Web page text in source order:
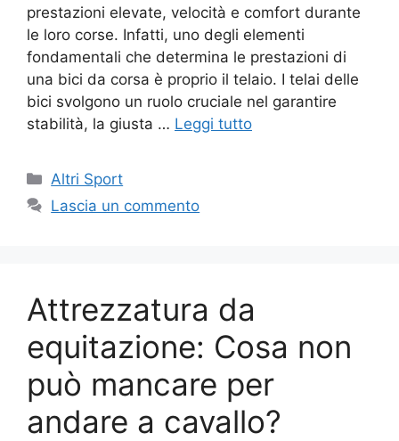
prestazioni elevate, velocità e comfort durante
le loro corse. Infatti, uno degli elementi
fondamentali che determina le prestazioni di
una bici da corsa è proprio il telaio. I telai delle
bici svolgono un ruolo cruciale nel garantire
stabilità, la giusta … Leggi tutto
Altri Sport
Lascia un commento
Attrezzatura da
equitazione: Cosa non
può mancare per
andare a cavallo?